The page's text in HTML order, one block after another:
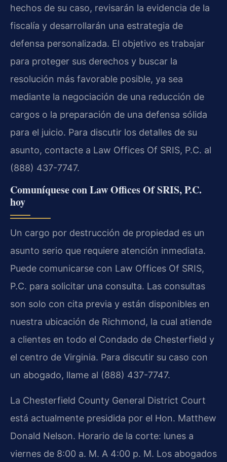
hechos de su caso, revisarán la evidencia de la
fiscalía y desarrollarán una estrategia de
defensa personalizada. El objetivo es trabajar
para proteger sus derechos y buscar la
resolución más favorable posible, ya sea
mediante la negociación de una reducción de
cargos o la preparación de una defensa sólida
para el juicio. Para discutir los detalles de su
asunto, contacte a Law Offices Of SRIS, P.C. al
(888) 437-7747.
Comuníquese con Law Offices Of SRIS, P.C.
hoy
Un cargo por destrucción de propiedad es un
asunto serio que requiere atención inmediata.
Puede comunicarse con Law Offices Of SRIS,
P.C. para solicitar una consulta. Las consultas
son solo con cita previa y están disponibles en
nuestra ubicación de Richmond, la cual atiende
a clientes en todo el Condado de Chesterfield y
el centro de Virginia. Para discutir su caso con
un abogado, llame al (888) 437-7747.
La Chesterfield County General District Court
está actualmente presidida por el Hon. Matthew
Donald Nelson. Horario de la corte: lunes a
viernes de 8:00 a. M. A 4:00 p. M. Los abogados